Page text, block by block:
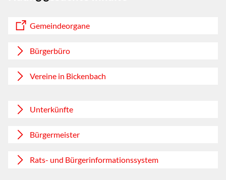
Gemeindeorgane
Bürgerbüro
Vereine in Bickenbach
Unterkünfte
Bürgermeister
Rats- und Bürgerinformationssystem